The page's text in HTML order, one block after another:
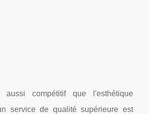
compétitif que l'esthétique
service de qualité supérieure est